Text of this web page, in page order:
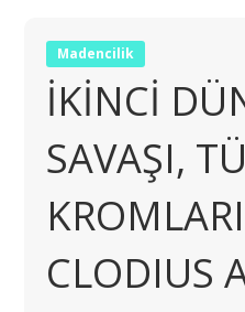
Madencilik
İKİNCİ
SAVAŞI,
CLODIUS